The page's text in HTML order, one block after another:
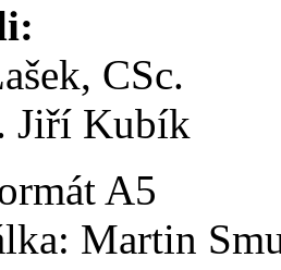
CSc.
Jiří Kubík
A5
Martin